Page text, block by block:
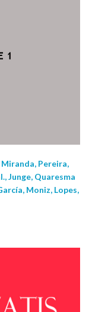
Pereira,
Junge, Quaresma
Moniz, Lopes,